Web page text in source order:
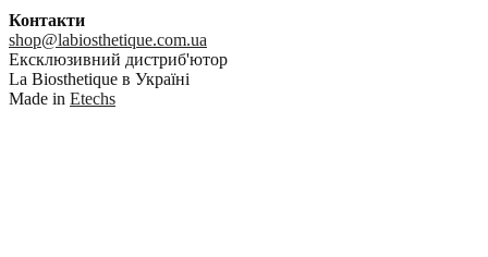
Контакти
shop@labiosthetique.com.ua
Ексклюзивний дистриб'ютор
La Biosthetique в Україні
Made in Etechs